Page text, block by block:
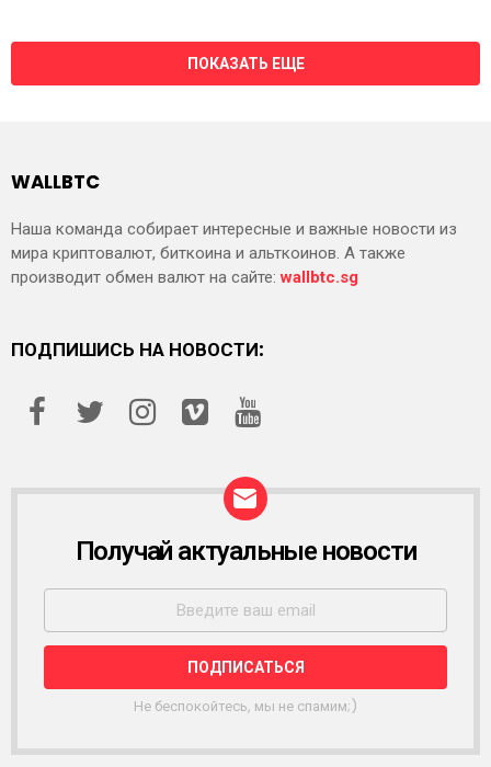
ПОКАЗАТЬ ЕЩЕ
WALLBTC
Наша команда собирает интересные и важные новости из
мира криптовалют, биткоина и альткоинов. А также
производит обмен валют на сайте:wallbtc.sg
ПОДПИШИСЬ НА НОВОСТИ:
С
Ы
Л
Получай актуальные новости
Не беспокойтесь, мы не спамим;)